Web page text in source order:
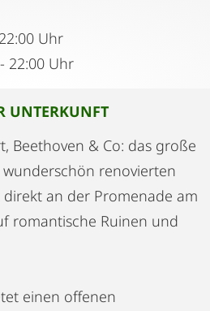
Uhr
22:00 Uhr
UNTERKUNFT
Beethoven & Co: das große
renovierten
an der Promenade am
romantische Ruinen und
einen offenen